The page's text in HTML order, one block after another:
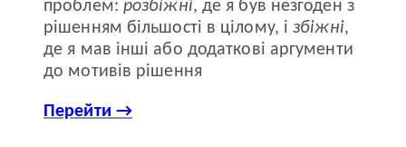
проблем: розбіжні, де я був незгоден з
рішенням більшості в цілому, ізбіжні,
де я мав інші або додаткові аргументи
до мотивів рішення
Перейти →